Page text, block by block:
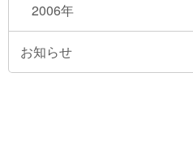
2006年
お知らせ